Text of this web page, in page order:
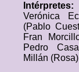
Verónica
(Pablo
Fran
Pedro
Millán